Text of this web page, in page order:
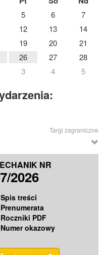
5 6
7
12 13
14
19 20
21
26 27
28
3 4 5
Targi zagraniczne
Hanower (Niemcy)
NR
2026
Spis treści
Prenumerata
Roczniki PDF
Numer okazowy